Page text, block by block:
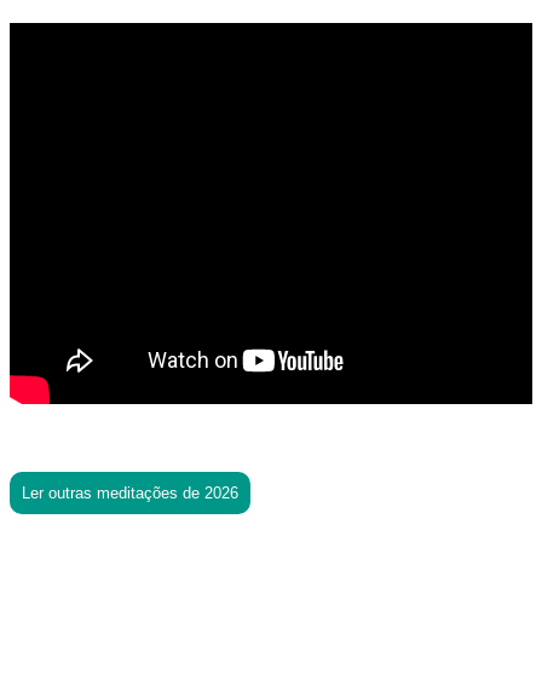
Ler outras meditações de 2026